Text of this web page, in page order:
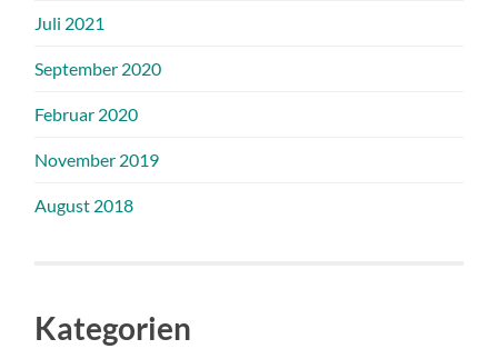
Juli 2021
September 2020
Februar 2020
November 2019
August 2018
Kategorien